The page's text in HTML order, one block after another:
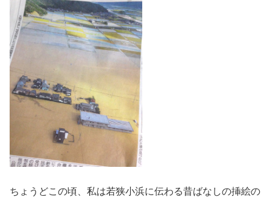
ちょうどこの頃、私は若狭小浜に伝わる昔ばなしの挿絵の